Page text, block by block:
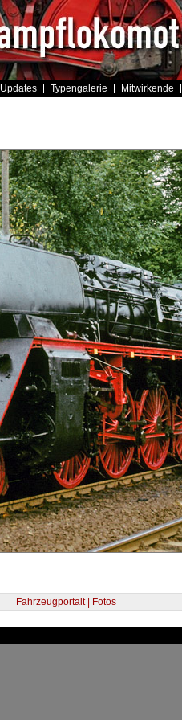
Updates Typengalerie Mitwirkende
Fahrzeugportait | Fotos